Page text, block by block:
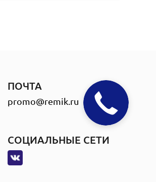
ПОЧТА
promo@remik.ru
СОЦИАЛЬНЫЕ СЕТИ